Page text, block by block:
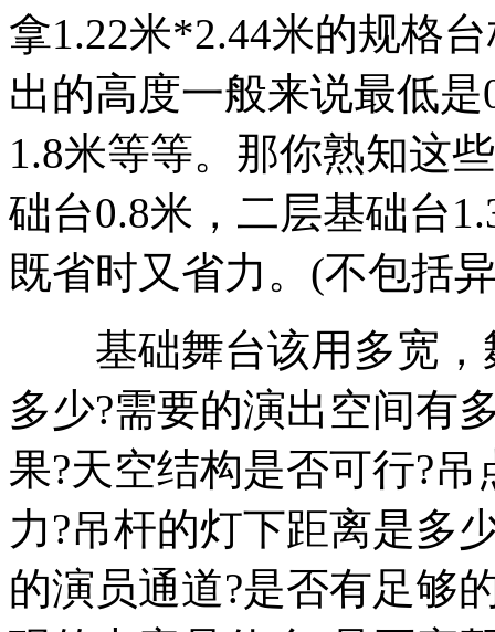
拿1.22米*2.44米的规格
出的高度一般来说最低
1.8米等等。那你熟知这
础台0.8米，二层基础台
既省时又省力。(不包括
基础舞台该用多宽，
多少?需要的演出空间有
果?天空结构是否可行?
力?吊杆的灯下距离是多
的演员通道?是否有足够